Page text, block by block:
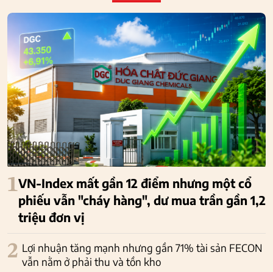
1VN-Index mất gần 12 điểm nhưng một cổ
phiếu vẫn "cháy hàng", dư mua trần gần 1,2
triệu đơn vị
2 Lợi nhuận tăng mạnh nhưng gần 71% tài sản FECON
vẫn nằm ở phải thu và tồn kho